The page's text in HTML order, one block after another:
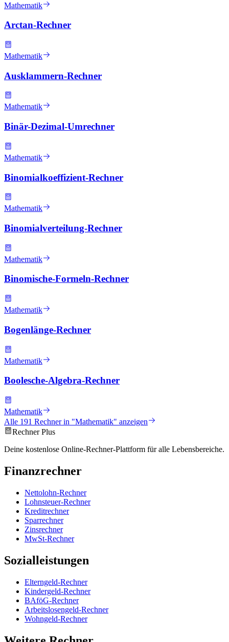
Mathematik
Arctan-Rechner
Mathematik
Ausklammern-Rechner
Mathematik
Binär-Dezimal-Umrechner
Mathematik
Binomialkoeffizient-Rechner
Mathematik
Binomialverteilung-Rechner
Mathematik
Binomische-Formeln-Rechner
Mathematik
Bogenlänge-Rechner
Mathematik
Boolesche-Algebra-Rechner
Mathematik
Alle 191 Rechner in "Mathematik" anzeigen
Rechner Plus
Deine kostenlose Online-Rechner-Plattform für alle Lebensbereiche.
Finanzrechner
Nettolohn-Rechner
Lohnsteuer-Rechner
Kreditrechner
Sparrechner
Zinsrechner
MwSt-Rechner
Sozialleistungen
Elterngeld-Rechner
Kindergeld-Rechner
BAföG-Rechner
Arbeitslosengeld-Rechner
Wohngeld-Rechner